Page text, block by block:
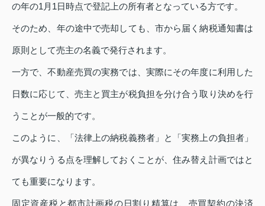
の年の1月1日時点で登記上の所有者となっている方です。
そのため、年の途中で売却しても、市から届く納税通知書は
原則として売主の名義で発行されます。
一方で、不動産売買の実務では、実際にその年度に利用した
日数に応じて、売主と買主が税負担を分け合う取り決めを行
うことが一般的です。
このように、「法律上の納税義務者」と「実務上の負担者」
が異なりうる点を理解しておくことが、住み替え計画ではと
ても重要になります。
固定資産税と都市計画税の日割り精算は、売買契約の決済